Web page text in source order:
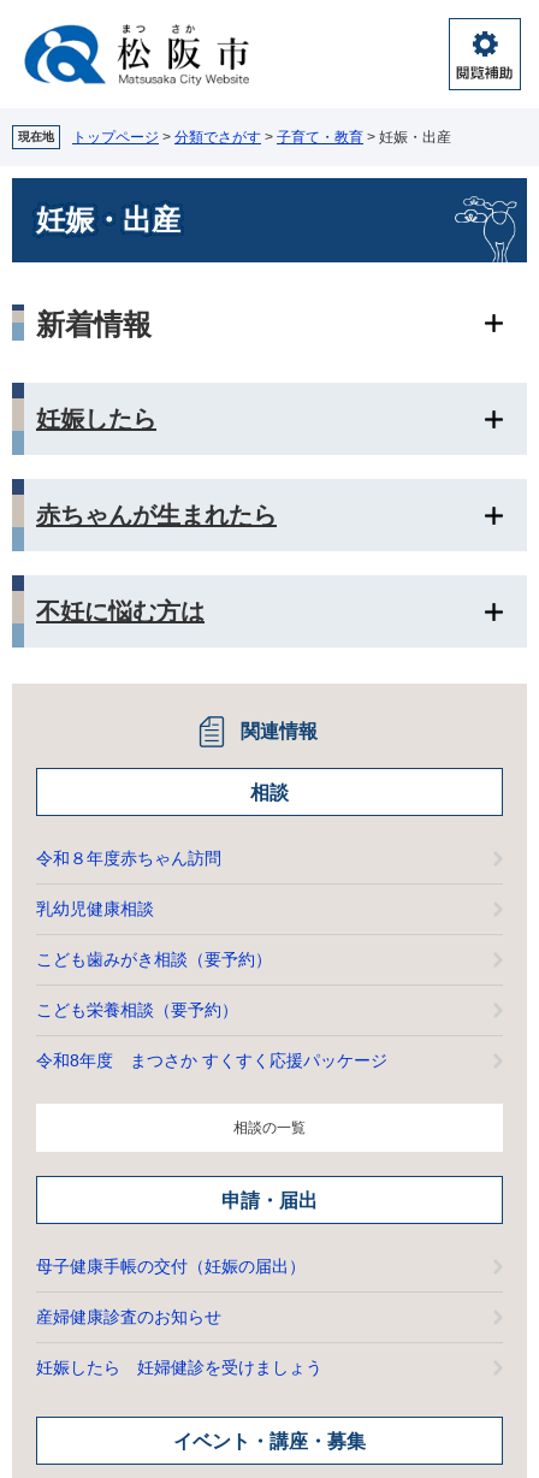
文
閲
覧
助
現在地 トップページ > 分類でさがす > 子育て・教育 > 妊娠・出産
妊娠・出産
新着情報
妊娠したら
赤ちゃんが生まれたら
不妊に悩む方は
関連情報
相談
令和８年度赤ちゃん訪問
乳幼児健康相談
こども歯みがき相談（要予約）
こども栄養相談（要予約）
令和8年度 まつさか すくすく応援パッケージ
相談の一覧
申請・届出
母子健康手帳の交付（妊娠の届出）
産婦健康診査のお知らせ
妊娠したら 妊婦健診を受けましょう
イベント・講座・募集